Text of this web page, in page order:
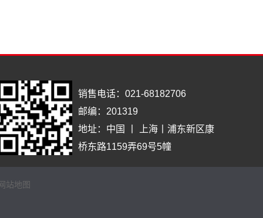
销售电话： 021-68182706
邮编： 201319
地址： 中国 丨 上海丨浦东新区康
桥东路1159弄69号5幢
站地图